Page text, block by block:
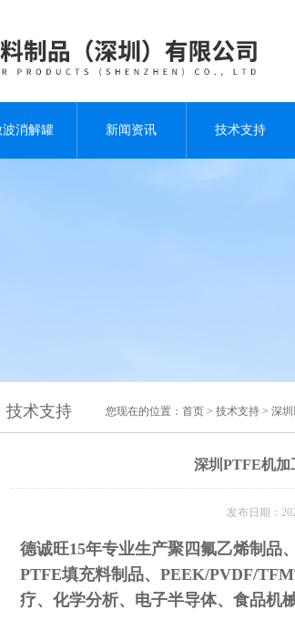
波消解罐 新闻资讯 技术支持
技术支持 您现在的位置： 首页 > 技术支持 > 深
深圳PTFE机加
发布日期：
德诚旺15年专业生产聚四氟乙烯制品
PTFE填充料制品、PEEK/PVDF/
疗、化学分析、电子半导体、食品机